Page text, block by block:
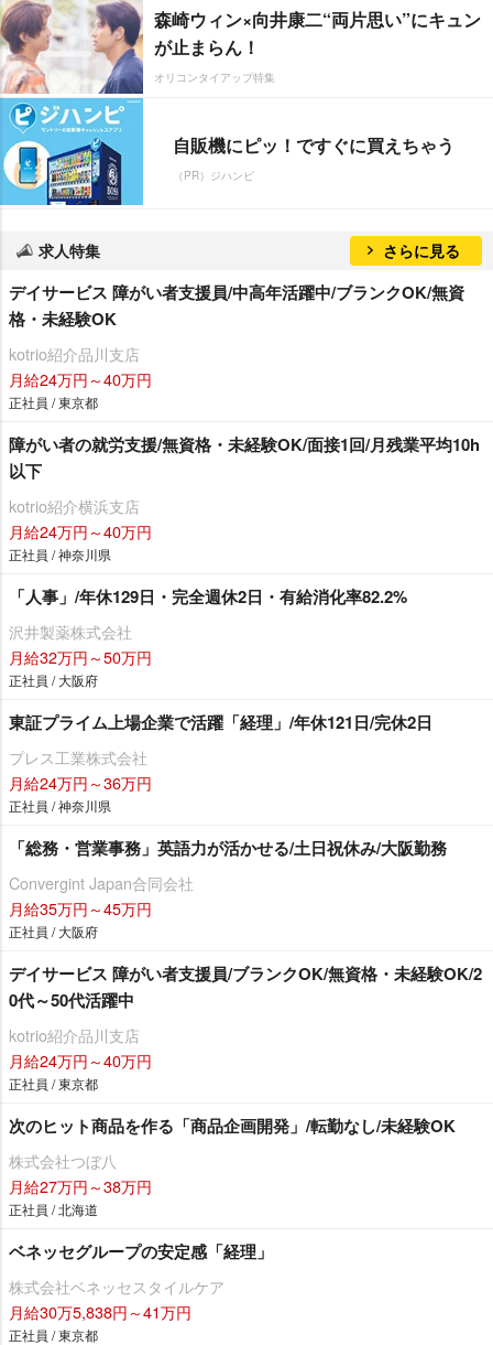
森崎ウィン×向井康二“両片思い”にキュン
が止まらん！
オリコンタイアップ特集
自販機にピッ！ですぐに買えちゃう
（PR）ジハンピ
求人特集 さらに見る
デイサービス 障がい者支援員/中高年活躍中/ブランクOK/無資
格・未経験OK
kotrio紹介品川支店
月給24万円～40万円
正社員 / 東京都
障がい者の就労支援/無資格・未経験OK/面接1回/月残業平均10h
以下
kotrio紹介横浜支店
月給24万円～40万円
正社員 / 神奈川県
「人事」/年休129日・完全週休2日・有給消化率82.2%
沢井製薬株式会社
月給32万円～50万円
正社員 / 大阪府
東証プライム上場企業で活躍「経理」/年休121日/完休2日
プレス工業株式会社
月給24万円～36万円
正社員 / 神奈川県
「総務・営業事務」英語力が活かせる/土日祝休み/大阪勤務
Convergint Japan合同会社
月給35万円～45万円
正社員 / 大阪府
デイサービス 障がい者支援員/ブランクOK/無資格・未経験OK/2
0代～50代活躍中
kotrio紹介品川支店
月給24万円～40万円
正社員 / 東京都
次のヒット商品を作る「商品企画開発」/転勤なし/未経験OK
株式会社つぼ八
月給27万円～38万円
正社員 / 北海道
ベネッセグループの安定感「経理」
株式会社ベネッセスタイルケア
月給30万5,838円～41万円
正社員 / 東京都